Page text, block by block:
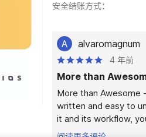
安全结账方式：
A alvaromagnum
4 年前
More than
More than Awesome
written and easy to
it and its workflow,